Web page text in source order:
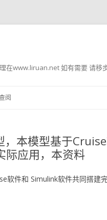
在www.liruan.net 如有需要 请移
阅
本模型基于
际应用，本资料
软件和 Simulink软件共同搭建